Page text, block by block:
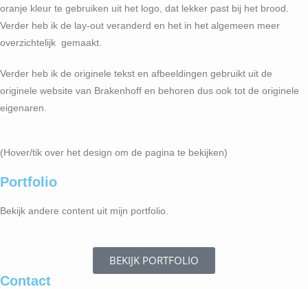
oranje kleur te gebruiken uit het logo, dat lekker past bij het brood.
Verder heb ik de lay-out veranderd en het in het algemeen meer
overzichtelijk gemaakt.
Verder heb ik de originele tekst en afbeeldingen gebruikt uit de
originele website van Brakenhoff en behoren dus ook tot de originele
eigenaren.
(Hover/tik over het design om de pagina te bekijken)
Portfolio
Bekijk andere content uit mijn portfolio.
BEKIJK PORTFOLIO
Contact